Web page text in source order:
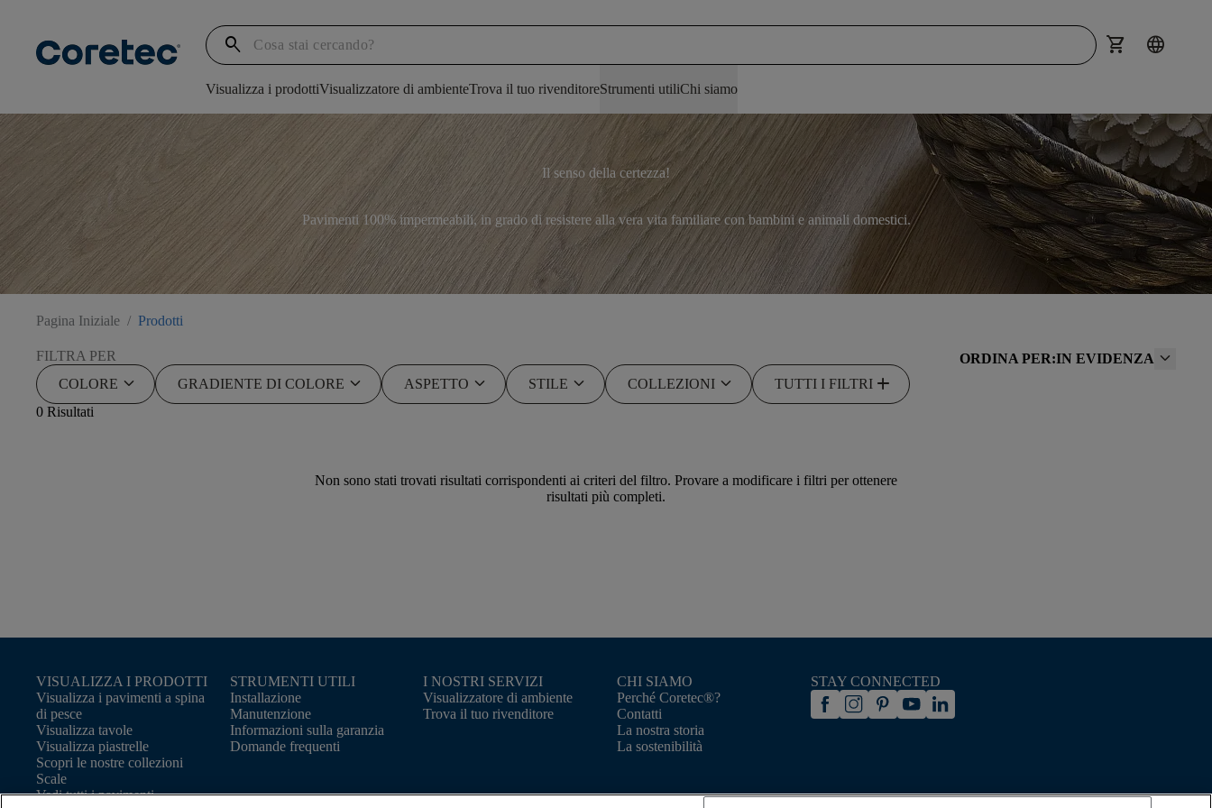
search shopping_cart language
Visualizza i prodottiVisualizzatore di ambienteTrova il tuo rivenditoreStrumenti utiliChi siamo
Il senso della certezza!
Pavimenti 100% impermeabili, in grado di resistere alla vera vita familiare con bambini e animali domestici.
Pagina Iniziale / Prodotti
FILTRA PER
COLORE keyboard_arrow_down GRADIENTE DI COLORE keyboard_arrow_down ASPETTO keyboard_arrow_down STILE keyboard_arrow_down COLLEZIONI keyboard_arrow_down TUTTI I FILTRI add
0 Risultati
ORDINA PER:IN EVIDENZA
Non sono stati trovati risultati corrispondenti ai criteri del filtro. Provare a modificare i filtri per ottenere
risultati più completi.
VISUALIZZA I PRODOTTI
Visualizza i pavimenti a spina
di pesce
Visualizza tavole
Visualizza piastrelle
Scopri le nostre collezioni
Scale
Vedi tutti i pavimenti
STRUMENTI UTILI
Installazione
Manutenzione
Informazioni sulla garanzia
Domande frequenti
I NOSTRI SERVIZI
Visualizzatore di ambiente
Trova il tuo rivenditore
CHI SIAMO
Perché Coretec®?
Contatti
La nostra storia
La sostenibilità
STAY CONNECTED